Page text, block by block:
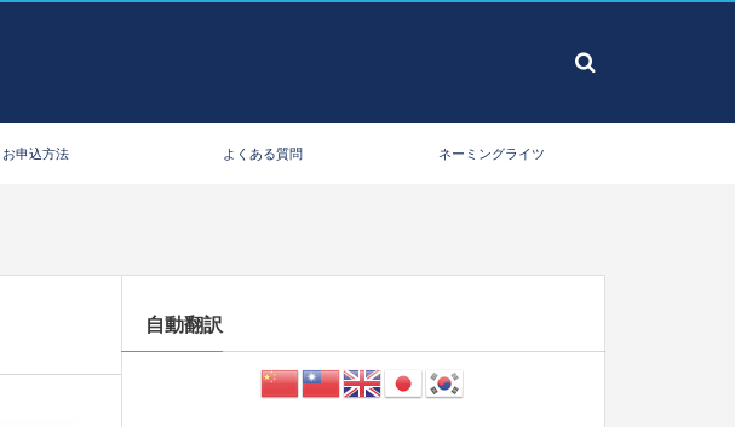
お申込方法 よくある質問 ネーミングライツ
自動翻訳